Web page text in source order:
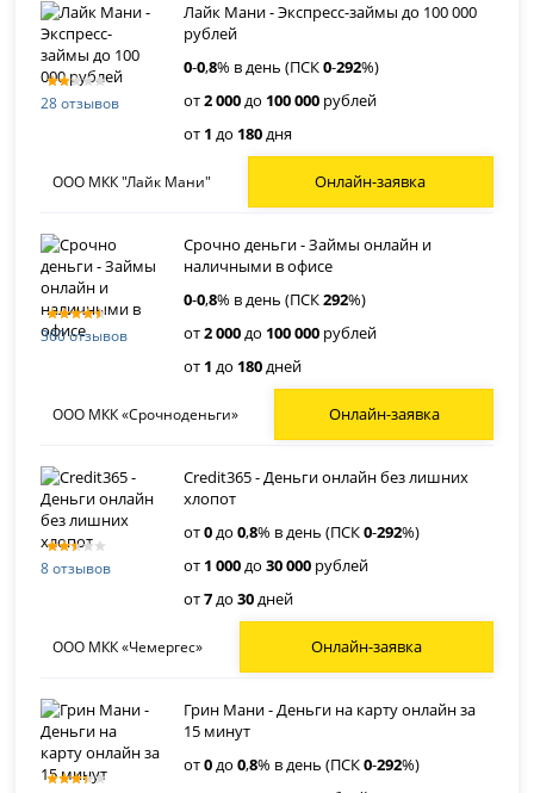
28 отзывов
Лайк Мани - Экспресс-займы до 100 000
рублей
0-0,8% в день (ПСК0-292%)
от2 000до 100 000 рублей
от 1 до 180дня
ООО МКК "Лайк Мани" Онлайн-заявка
360 отзывов
Срочно деньги - Займы онлайн и
наличными в офисе
0-0,8% в день (ПСК292%)
от2 000до 100 000 рублей
от 1 до 180дней
ООО МКК «Срочноденьги» Онлайн-заявка
8 отзывов
Credit365 - Деньги онлайн без лишних
хлопот
от0до0,8% в день (ПСК0-292%)
от 1 000до30 000 рублей
от7до30дней
ООО МКК «Чемергес» Онлайн-заявка
Грин Мани - Деньги на карту онлайн за
15 минут
от0до0,8% в день (ПСК0-292%)